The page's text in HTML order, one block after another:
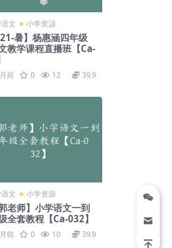
❅
❅
文 小学资源
暑】杨惠涵四年级
教学课程直播班【Ca-
前 0 12 39.9
文 小学资源
郭老师】小学语文一到
全套教程【Ca-032】
前 0 10 39.9